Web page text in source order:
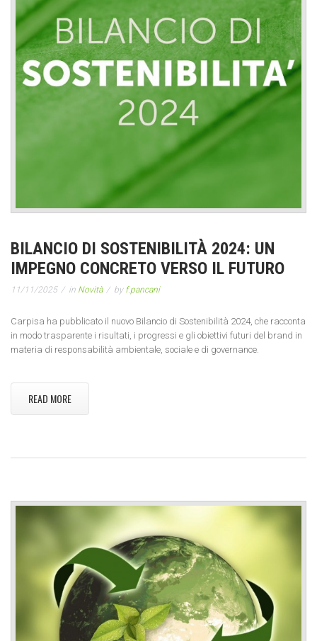
BILANCIO DI SOSTENIBILITÀ 2024: UN
IMPEGNO CONCRETO VERSO IL FUTURO
11/11/2025 in Novità by f.pancani
Carpisa ha pubblicato il nuovo Bilancio di Sostenibilità 2024, che racconta
in modo trasparente i risultati, i progressi e gli obiettivi futuri del brand in
materia di responsabilità ambientale, sociale e di governance.
READ MORE